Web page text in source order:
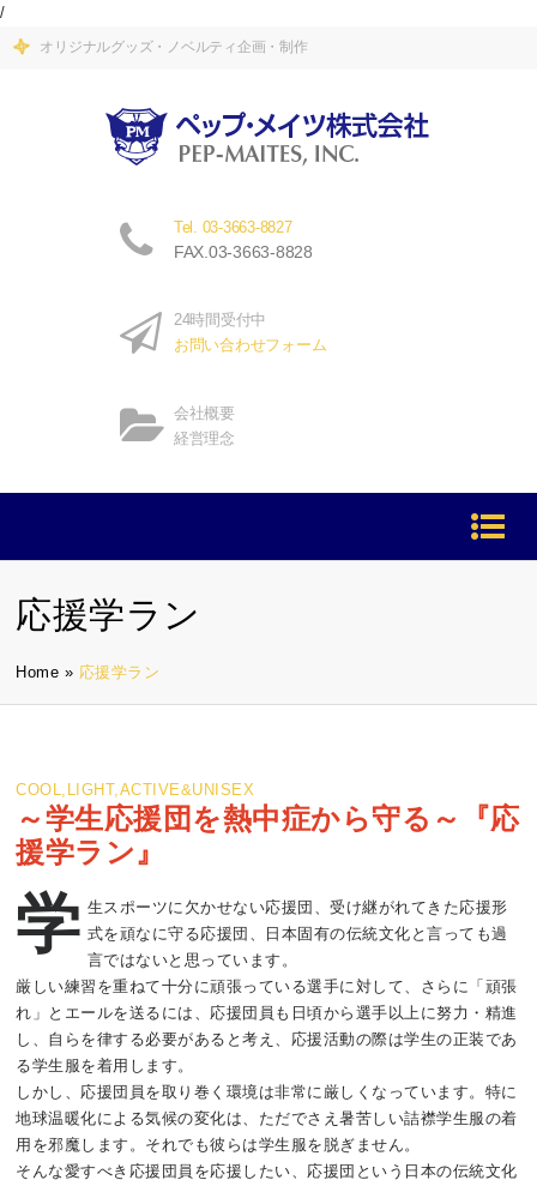
/
オリジナルグッズ・ノベルティ企画・制作
Tel. 03-3663-8827
FAX.03-3663-8828
24時間受付中
お問い合わせフォーム
会社概要
経営理念
応援学ラン
Home » 応援学ラン
COOL,LIGHT,ACTIVE&UNISEX
～学生応援団を熱中症から守る～『応
援学ラン』
学 生スポーツに欠かせない応援団、受け継がれてきた応援形
式を頑なに守る応援団、日本固有の伝統文化と言っても過
言ではないと思っています。
厳しい練習を重ねて十分に頑張っている選手に対して、さらに「頑張
れ」とエールを送るには、応援団員も日頃から選手以上に努力・精進
し、自らを律する必要があると考え、応援活動の際は学生の正装であ
る学生服を着用します。
しかし、応援団員を取り巻く環境は非常に厳しくなっています。特に
地球温暖化による気候の変化は、ただでさえ暑苦しい詰襟学生服の着
用を邪魔します。それでも彼らは学生服を脱ぎません。
そんな愛すべき応援団員を応援したい、応援団という日本の伝統文化